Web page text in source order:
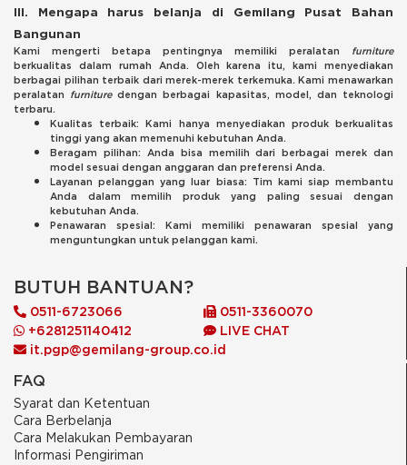
III. Mengapa harus belanja di Gemilang Pusat Bahan
Bangunan
Kami mengerti betapa pentingnya memiliki peralatan furniture
berkualitas dalam rumah Anda. Oleh karena itu, kami menyediakan
berbagai pilihan terbaik dari merek-merek terkemuka. Kami menawarkan
peralatan furnituredengan berbagai kapasitas, model, dan teknologi
terbaru.
Kualitas terbaik: Kami hanya menyediakan produk berkualitas
tinggi yang akan memenuhi kebutuhan Anda.
Beragam pilihan: Anda bisa memilih dari berbagai merek dan
model sesuai dengan anggaran dan preferensi Anda.
Layanan pelanggan yang luar biasa: Tim kami siap membantu
Anda dalam memilih produk yang paling sesuai dengan
kebutuhan Anda.
Penawaran spesial: Kami memiliki penawaran spesial yang
menguntungkan untuk pelanggan kami.
BUTUH BANTUAN?
0511-6723066
0511-3360070
+6281251140412
LIVE CHAT
it.pgp@gemilang-group.co.id
FAQ
Syarat dan Ketentuan
Cara Berbelanja
Cara Melakukan Pembayaran
Informasi Pengiriman